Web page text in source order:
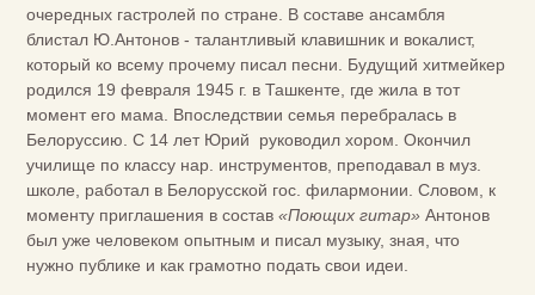
очередных гастролей по стране. В составе ансамбля
блистал Ю.Антонов - талантливый клавишник и вокалист,
который ко всему прочему писал песни. Будущий хитмейкер
родился 19 февраля 1945 г. в Ташкенте, где жила в тот
момент его мама. Впоследствии семья перебралась в
Белоруссию. С 14 лет Юрий руководил хором. Окончил
училище по классу нар. инструментов, преподавал в муз.
школе, работал в Белорусской гос. филармонии. Словом, к
моменту приглашения в состав «Поющих гитар» Антонов
был уже человеком опытным и писал музыку, зная, что
нужно публике и как грамотно подать свои идеи.